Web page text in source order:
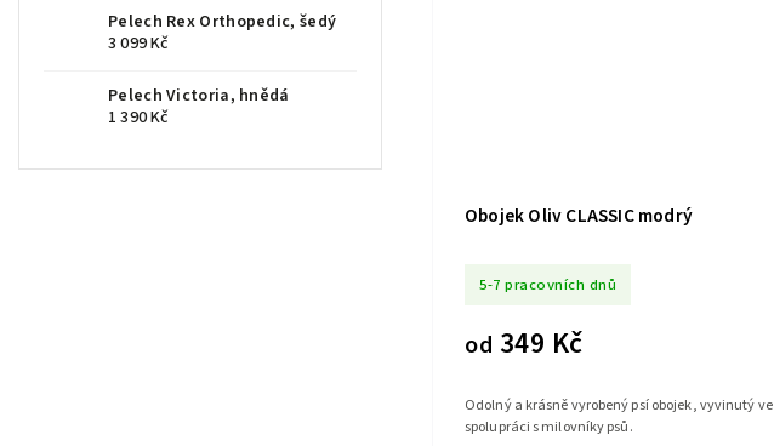
Pelech Rex Orthopedic, šedý
3 099 Kč
Pelech Victoria, hnědá
1 390 Kč
Obojek Oliv CLASSIC modrý
5-7 pracovních dnů
od 349 Kč
Odolný a krásně vyrobený psí obojek, vyvinutý ve
spolupráci s milovníky psů.